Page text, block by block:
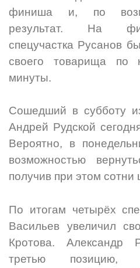
финиша и, по
результат. На
спецучастка Русанов
своего товарища по
минуты.
Сошедший в субботу
Андрей Рудской
Вероятно, в
возможностью
получив при этом
По итогам четырёх
Васильев увеличил
Кротова. Александр
третью позицию,